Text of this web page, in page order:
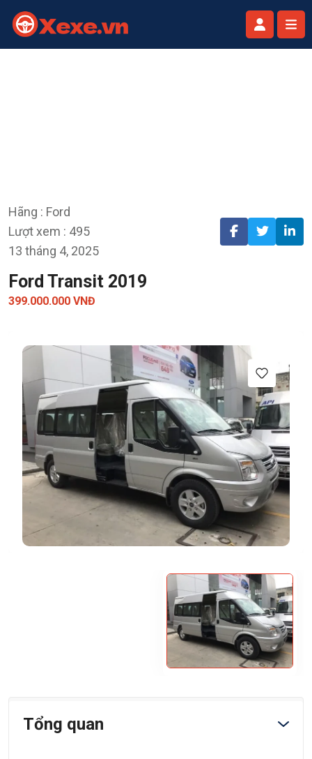
Hãng : Ford
Lượt xem : 495
13 tháng 4, 2025
Ford Transit 2019
399.000.000 VNĐ
Tổng quan